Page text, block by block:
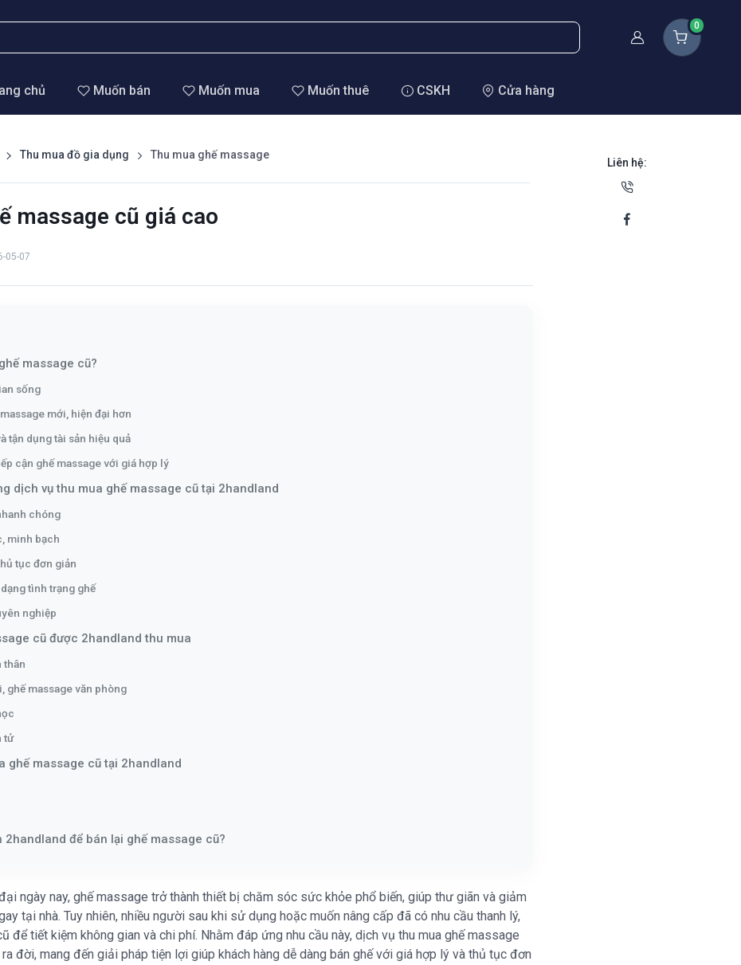
Thành viên
0
chủ Muốn bán Muốn mua Muốn thuê CSKH Cửa hàng
Thu mua đồ gia dụng Thu mua ghế massage
massage cũ giá cao
05-07
massage cũ?
sống
mới, hiện đại hơn
tận dụng tài sản hiệu quả
cận ghế massage với giá hợp lý
dịch vụ thu mua ghế massage cũ tại 2handland
chóng
minh bạch
tục đơn giản
tình trạng ghế
nghiệp
cũ được 2handland thu mua
thân
ghế massage văn phòng
tử
ghế massage cũ tại 2handland
2handland để bán lại ghế massage cũ?
ngày nay, ghế massage trở thành thiết bị chăm sóc sức khỏe phổ biến, giúp thư giãn và giảm
tại nhà. Tuy nhiên, nhiều người sau khi sử dụng hoặc muốn nâng cấp đã có nhu cầu thanh lý,
để tiết kiệm không gian và chi phí. Nhằm đáp ứng nhu cầu này, dịch vụ thu mua ghế massage
đời, mang đến giải pháp tiện lợi giúp khách hàng dễ dàng bán ghế với giá hợp lý và thủ tục đơn
Liên hệ: